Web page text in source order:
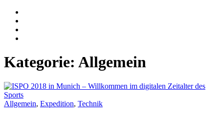
Social
Navigation
Kategorie: Allgemein
Allgemein, Expedition, Technik